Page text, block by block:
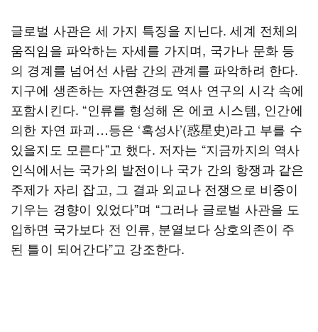
글로벌 사관은 세 가지 특징을 지닌다. 세계 전체의
움직임을 파악하는 자세를 가지며, 국가나 문화 등
의 경계를 넘어선 사람 간의 관계를 파악하려 한다.
지구에 생존하는 자연환경도 역사 연구의 시각 속에
포함시킨다. “인류를 형성해 온 에코 시스템, 인간에
의한 자연 파괴…등은 ‘혹성사’(惑星史)라고 부를 수
있을지도 모른다”고 했다. 저자는 “지금까지의 역사
인식에서는 국가의 발전이나 국가 간의 항쟁과 같은
주제가 자리 잡고, 그 결과 외교나 전쟁으로 비중이
기우는 경향이 있었다”며 “그러나 글로벌 사관을 도
입하면 국가보다 전 인류, 분열보다 상호의존이 주
된 틀이 되어간다”고 강조한다.